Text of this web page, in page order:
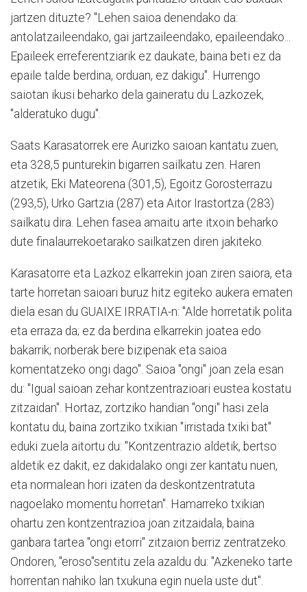
jartzen dituzte? "Lehen saioa denendako da:
antolatzaileendako, gai jartzaileendako, epaileendako...
Epaileek erreferentziarik ez daukate, baina beti ez da
epaile talde berdina, orduan, ez dakigu". Hurrengo
saiotan ikusi beharko dela gaineratu du Lazkozek,
"alderatuko dugu".
Saats Karasatorrek ere Aurizko saioan kantatu zuen,
eta 328,5 punturekin bigarren sailkatu zen. Haren
atzetik, Eki Mateorena (301,5), Egoitz Gorosterrazu
(293,5), Urko Gartzia (287) eta Aitor Irastortza (283)
sailkatu dira. Lehen fasea amaitu arte itxoin beharko
dute finalaurrekoetarako sailkatzen diren jakiteko.
Karasatorre eta Lazkoz elkarrekin joan ziren saiora, eta
tarte horretan saioari buruz hitz egiteko aukera ematen
diela esan du GUAIXE IRRATIA-n: "Alde horretatik polita
eta erraza da; ez da berdina elkarrekin joatea edo
bakarrik; norberak bere bizipenak eta saioa
komentatzeko ongi dago". Saioa "ongi" joan zela esan
du: "Igual saioan zehar kontzentrazioari eustea kostatu
zitzaidan". Hortaz, zortziko handian "ongi" hasi zela
kontatu du, baina zortziko txikian "irristada txiki bat"
eduki zuela aitortu du: "Kontzentrazio aldetik, bertso
aldetik ez dakit, ez dakidalako ongi zer kantatu nuen,
eta normalean hori izaten da deskontzentratuta
nagoelako momentu horretan". Hamarreko txikian
ohartu zen kontzentrazioa joan zitzaidala, baina
ganbara tartea "ongi etorri" zitzaion berriz zentratzeko.
Ondoren, "eroso"sentitu zela azaldu du: "Azkeneko tarte
horrentan nahiko lan txukuna egin nuela uste dut".